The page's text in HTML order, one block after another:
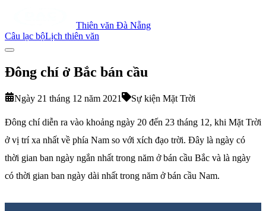
Thiên văn Đà Nẵng
Câu lạc bộLịch thiên văn
Đông chí ở Bắc bán cầu
Ngày 21 tháng 12 năm 2021 Sự kiện Mặt Trời
Đông chí diễn ra vào khoảng ngày 20 đến 23 tháng 12, khi Mặt Trời
ở vị trí xa nhất về phía Nam so với xích đạo trời. Đây là ngày có
thời gian ban ngày ngắn nhất trong năm ở bán cầu Bắc và là ngày
có thời gian ban ngày dài nhất trong năm ở bán cầu Nam.